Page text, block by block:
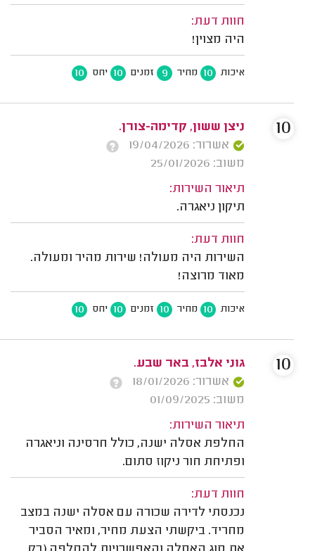
חוות דעת:
היה מצוין!
איכות 10 מחיר 9 זמנים 10 יחס 10
ניצן ששון, קדימה-צורן.
אשרור: 19/04/2026
משוב: 25/01/2026
תיאור השירות:
תיקון ניאגרה.
חוות דעת:
השירות היה מעולה! שירות מהיר ומעולה.
מאוד מרוצה!
איכות 10 מחיר 10 זמנים 10 יחס 10
10
גוני אלבז, באר שבע.
אשרור: 18/01/2026
משוב: 01/09/2025
תיאור השירות:
החלפת אסלה ישנה, כולל חרסינה וניאגרה
ופתיחת חור ניקוז סתום.
חוות דעת:
נכנסתי לדירה שכורה עם אסלה ישנה במצב
מחריד. ביקשתי הצעת מחיר, ומאיר הסביר
10